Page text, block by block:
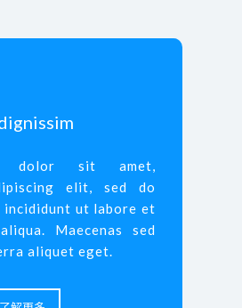
dolor sit amet,
elit, sed do
incididunt ut labore et
Maecenas sed
aliquet eget.